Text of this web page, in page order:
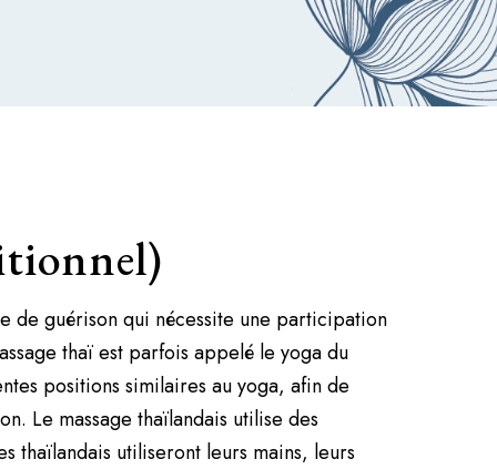
de guérison qui nécessite une participation
thaï est parfois appelé le yoga du
positions similaires au yoga, afin de
Le massage thaïlandais utilise des
thaïlandais utiliseront leurs mains, leurs